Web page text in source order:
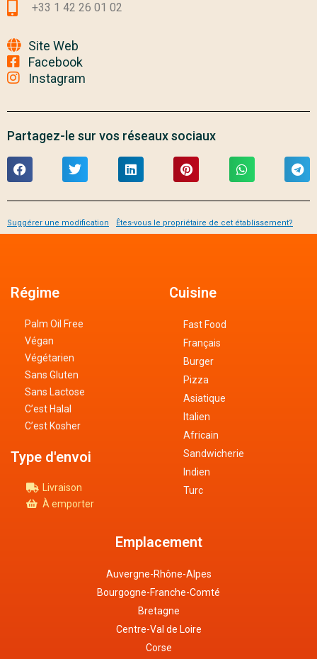
+33 1 42 26 01 02
Site Web
Facebook
Instagram
Partagez-le sur vos réseaux sociaux
Suggérer une modification Êtes-vous le propriétaire de cet établissement?
Emplacement
Auvergne-Rhône-Alpes
Bourgogne-Franche-Comté
Bretagne
Centre-Val de Loire
Corse
Cuisine
Fast Food
Français
Burger
Pizza
Asiatique
Italien
Africain
Sandwicherie
Indien
Turc
Régime
Palm Oil Free
Végan
Végétarien
Sans Gluten
Sans Lactose
C’est Halal
C’est Kosher
Type d'envoi
Livraison
À emporter